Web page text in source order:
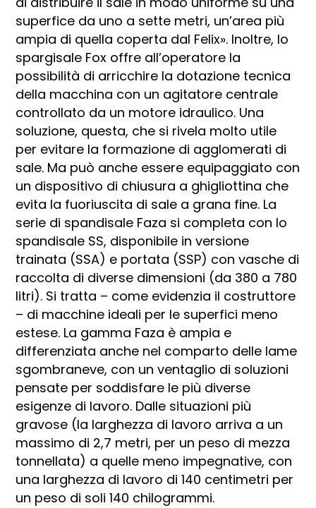
superfice da uno a sette metri, un’area più
ampia di quella coperta dal Felix». Inoltre, lo
spargisale Fox offre all’operatore la
possibilità di arricchire la dotazione tecnica
della macchina con un agitatore centrale
controllato da un motore idraulico. Una
soluzione, questa, che si rivela molto utile
per evitare la formazione di agglomerati di
sale. Ma può anche essere equipaggiato con
un dispositivo di chiusura a ghigliottina che
evita la fuoriuscita di sale a grana fine. La
serie di spandisale Faza si completa con lo
spandisale SS, disponibile in versione
trainata (SSA) e portata (SSP) con vasche di
raccolta di diverse dimensioni (da 380 a 780
litri). Si tratta – come evidenzia il costruttore
– di macchine ideali per le superfici meno
estese. La gamma Faza è ampia e
differenziata anche nel comparto delle lame
sgombraneve, con un ventaglio di soluzioni
pensate per soddisfare le più diverse
esigenze di lavoro. Dalle situazioni più
gravose (la larghezza di lavoro arriva a un
massimo di 2,7 metri, per un peso di mezza
tonnellata) a quelle meno impegnative, con
una larghezza di lavoro di 140 centimetri per
un peso di soli 140 chilogrammi.